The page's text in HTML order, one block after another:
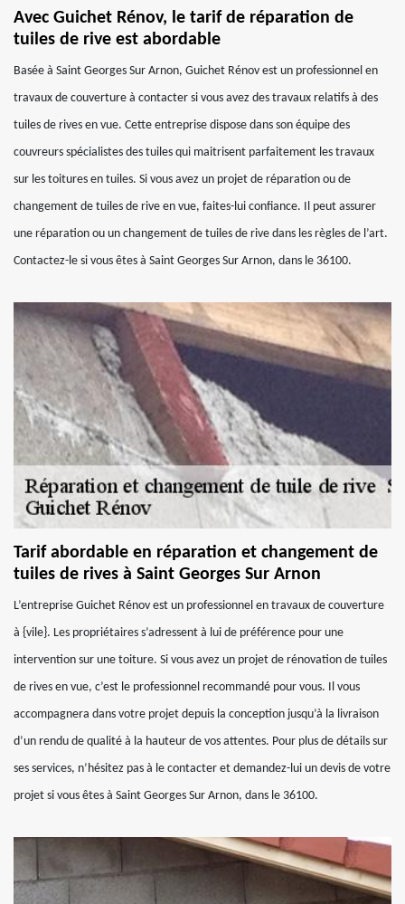
Avec Guichet Rénov, le tarif de réparation de
tuiles de rive est abordable
Basée à Saint Georges Sur Arnon, Guichet Rénov est un professionnel en
travaux de couverture à contacter si vous avez des travaux relatifs à des
tuiles de rives en vue. Cette entreprise dispose dans son équipe des
couvreurs spécialistes des tuiles qui maitrisent parfaitement les travaux
sur les toitures en tuiles. Si vous avez un projet de réparation ou de
changement de tuiles de rive en vue, faites-lui confiance. Il peut assurer
une réparation ou un changement de tuiles de rive dans les règles de l’art.
Contactez-le si vous êtes à Saint Georges Sur Arnon, dans le 36100.
Tarif abordable en réparation et changement de
tuiles de rives à Saint Georges Sur Arnon
L’entreprise Guichet Rénov est un professionnel en travaux de couverture
à {vile}. Les propriétaires s’adressent à lui de préférence pour une
intervention sur une toiture. Si vous avez un projet de rénovation de tuiles
de rives en vue, c’est le professionnel recommandé pour vous. Il vous
accompagnera dans votre projet depuis la conception jusqu’à la livraison
d’un rendu de qualité à la hauteur de vos attentes. Pour plus de détails sur
ses services, n’hésitez pas à le contacter et demandez-lui un devis de votre
projet si vous êtes à Saint Georges Sur Arnon, dans le 36100.